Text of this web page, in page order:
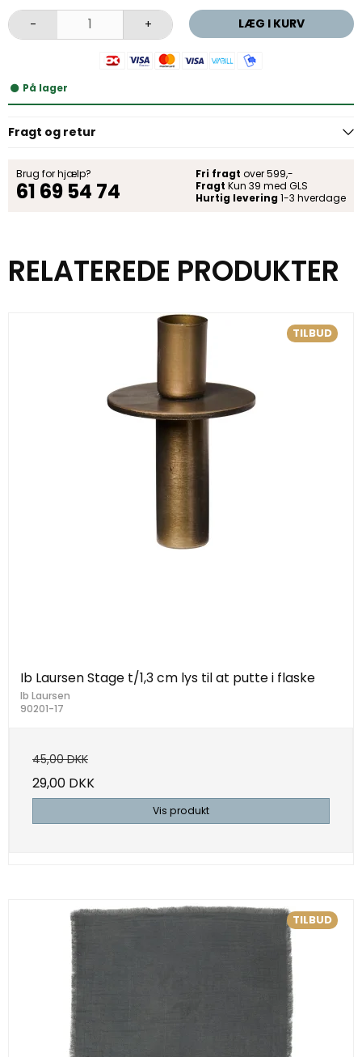
- + LÆG I KURV
På lager
Fragt og retur
Brug for hjælp?
61 69 54 74
Fri fragt over 599,-
Fragt Kun 39 med GLS
Hurtig levering 1-3 hverdage
RELATEREDE PRODUKTER
TILBUD
Ib Laursen Stage t/1,3 cm lys til at putte i flaske
Ib Laursen
90201-17
45,00 DKK
29,00 DKK
Vis produkt
TILBUD